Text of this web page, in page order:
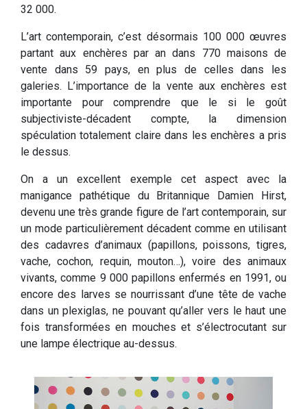
32 000.
L’art contemporain, c’est désormais 100 000 œuvres
partant aux enchères par an dans 770 maisons de
vente dans 59 pays, en plus de celles dans les
galeries. L’importance de la vente aux enchères est
importante pour comprendre que le si le goût
subjectiviste-décadent compte, la dimension
spéculation totalement claire dans les enchères a pris
le dessus.
On a un excellent exemple cet aspect avec la
manigance pathétique du Britannique Damien Hirst,
devenu une très grande figure de l’art contemporain, sur
un mode particulièrement décadent comme en utilisant
des cadavres d’animaux (papillons, poissons, tigres,
vache, cochon, requin, mouton…), voire des animaux
vivants, comme 9 000 papillons enfermés en 1991, ou
encore des larves se nourrissant d’une tête de vache
dans un plexiglas, ne pouvant qu’aller vers le haut une
fois transformées en mouches et s’électrocutant sur
une lampe électrique au-dessus.